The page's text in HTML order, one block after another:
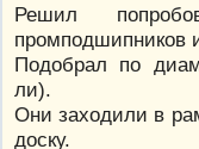
Решил
промподшипников
Подобрал по
ли).
Они заходили в
доску.